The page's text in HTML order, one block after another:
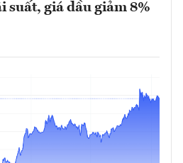
suất, giá dầu giảm 8%